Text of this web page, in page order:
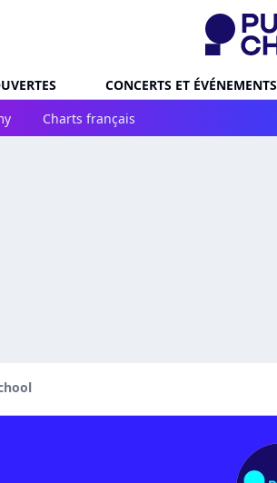
CONCERTS ET ÉVÉNEMENTS
Charts français